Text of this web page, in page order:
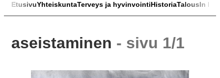
EtusivuYhteiskuntaTerveys ja hyvinvointiHistoriaTalousIn
aseistaminen - sivu 1/1